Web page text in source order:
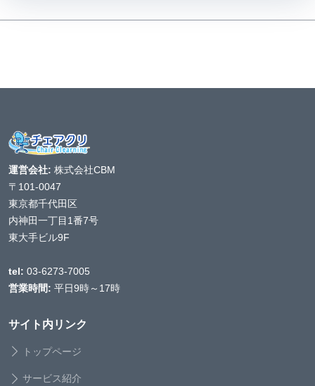
運営会社: 株式会社CBM
〒101-0047
東京都千代田区
内神田一丁目1番7号
東大手ビル9F
tel: 03-6273-7005
営業時間: 平日9時～17時
サイト内リンク
トップページ
サービス紹介